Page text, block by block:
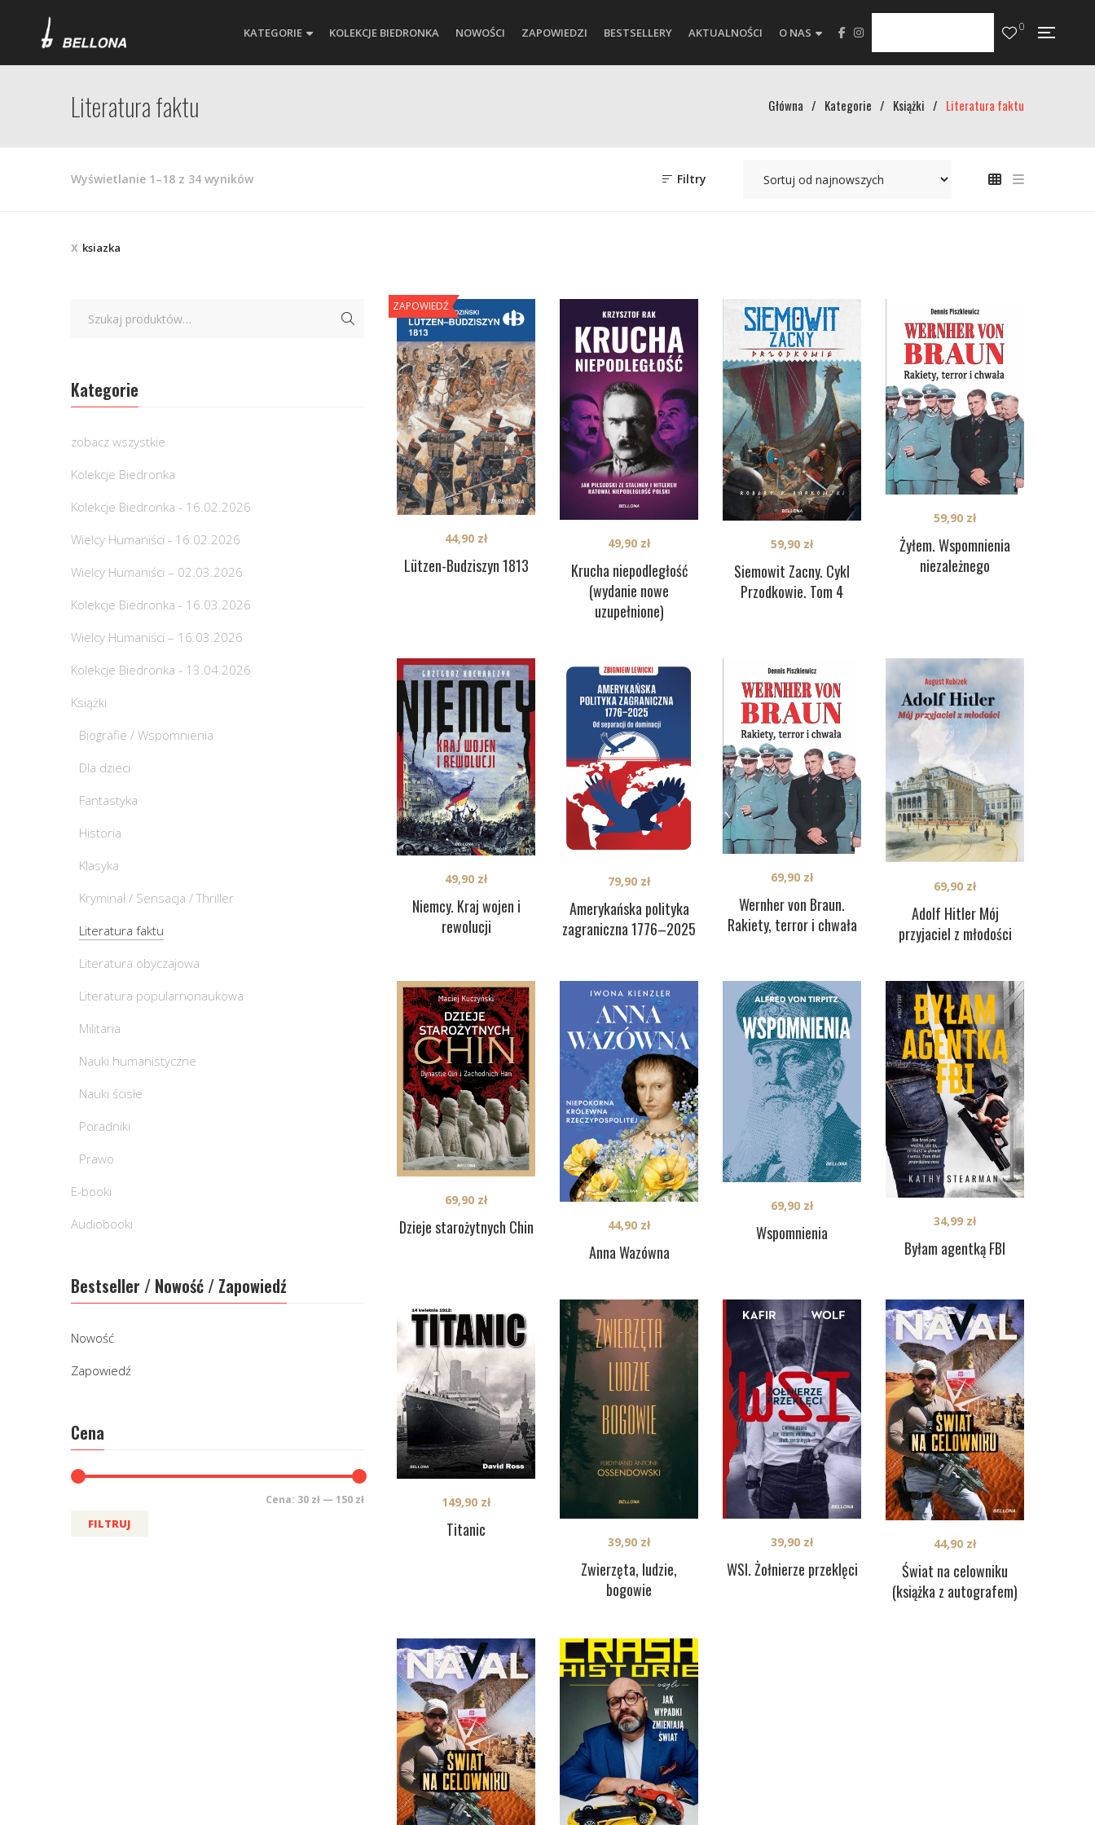
KATEGORIE KOLEKCJE BIEDRONKA NOWOŚCI ZAPOWIEDZI BESTSELLERY AKTUALNOŚCI O NAS 0
Literatura faktu Główna / Kategorie / Książki / Literatura faktu
Wyświetlanie 1–18 z 34 wynikówPosortowane
Filtry
ksiazka
ZAPOWIEDŹ
Lützen-Budziszyn 1813
44,90 zł
Krucha niepodległość
(wydanie nowe
uzupełnione)
49,90 zł
Siemowit Zacny. Cykl
Przodkowie. Tom 4
59,90 zł
Żyłem. Wspomnienia
niezależnego
59,90 zł
Niemcy. Kraj wojen i
rewolucji
49,90 zł
Amerykańska polityka
zagraniczna 1776–2025
79,90 zł
Wernher von Braun.
Rakiety, terror i chwała
69,90 zł
Adolf Hitler Mój
przyjaciel z młodości
69,90 zł
Dzieje starożytnych Chin
69,90 zł
Anna Wazówna
44,90 zł Wspomnienia
69,90 zł
Byłam agentką FBI
34,99 zł
Titanic
149,90 zł
Zwierzęta, ludzie,
bogowie
39,90 zł
WSI. Żołnierze przeklęci
39,90 zł
Świat na celowniku
(książka z autografem)
44,90 zł
Kategorie
zobacz wszystkie
Kolekcje Biedronka
Kolekcje Biedronka - 16.02.2026
Wielcy Humaniści - 16.02.2026
Wielcy Humaniści – 02.03.2026
Kolekcje Biedronka - 16.03.2026
Wielcy Humaniści – 16.03.2026
Kolekcje Biedronka - 13.04.2026
Książki
Biografie / Wspomnienia
Dla dzieci
Fantastyka
Historia
Klasyka
Kryminał / Sensacja / Thriller
Literatura faktu
Literatura obyczajowa
Literatura popularnonaukowa
Militaria
Nauki humanistyczne
Nauki ścisłe
Poradniki
Prawo
E-booki
Audiobooki
Bestseller / Nowość / Zapowiedź
Nowość
Zapowiedź
Cena
FILTRUJ
Cena: 30 zł — 150 zł